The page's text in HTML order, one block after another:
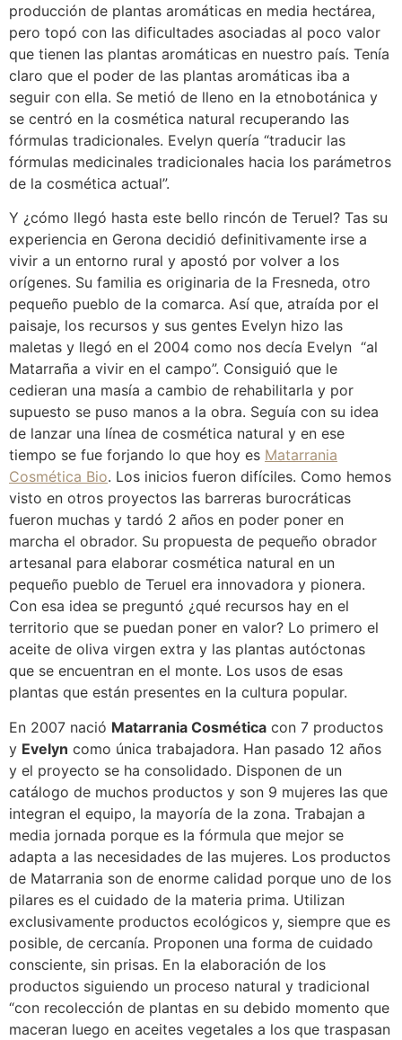
producción de plantas aromáticas en media hectárea,
pero topó con las dificultades asociadas al poco valor
que tienen las plantas aromáticas en nuestro país. Tenía
claro que el poder de las plantas aromáticas iba a
seguir con ella. Se metió de lleno en la etnobotánica y
se centró en la cosmética natural recuperando las
fórmulas tradicionales. Evelyn quería “traducir las
fórmulas medicinales tradicionales hacia los parámetros
de la cosmética actual”.
Y ¿cómo llegó hasta este bello rincón de Teruel? Tas su
experiencia en Gerona decidió definitivamente irse a
vivir a un entorno rural y apostó por volver a los
orígenes. Su familia es originaria de la Fresneda, otro
pequeño pueblo de la comarca. Así que, atraída por el
paisaje, los recursos y sus gentes Evelyn hizo las
maletas y llegó en el 2004 como nos decía Evelyn “al
Matarraña a vivir en el campo”. Consiguió que le
cedieran una masía a cambio de rehabilitarla y por
supuesto se puso manos a la obra. Seguía con su idea
de lanzar una línea de cosmética natural y en ese
tiempo se fue forjando lo que hoy es Matarrania
Cosmética Bio. Los inicios fueron difíciles. Como hemos
visto en otros proyectos las barreras burocráticas
fueron muchas y tardó 2 años en poder poner en
marcha el obrador. Su propuesta de pequeño obrador
artesanal para elaborar cosmética natural en un
pequeño pueblo de Teruel era innovadora y pionera.
Con esa idea se preguntó ¿qué recursos hay en el
territorio que se puedan poner en valor? Lo primero el
aceite de oliva virgen extra y las plantas autóctonas
que se encuentran en el monte. Los usos de esas
plantas que están presentes en la cultura popular.
En 2007 nació Matarrania Cosmética con 7 productos
y Evelyn como única trabajadora. Han pasado 12 años
y el proyecto se ha consolidado. Disponen de un
catálogo de muchos productos y son 9 mujeres las que
integran el equipo, la mayoría de la zona. Trabajan a
media jornada porque es la fórmula que mejor se
adapta a las necesidades de las mujeres. Los productos
de Matarrania son de enorme calidad porque uno de los
pilares es el cuidado de la materia prima. Utilizan
exclusivamente productos ecológicos y, siempre que es
posible, de cercanía. Proponen una forma de cuidado
consciente, sin prisas. En la elaboración de los
productos siguiendo un proceso natural y tradicional
“con recolección de plantas en su debido momento que
maceran luego en aceites vegetales a los que traspasan